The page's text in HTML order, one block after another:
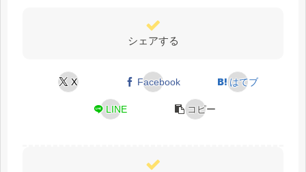
シェアする
X Facebook はてブ
LINE コピー